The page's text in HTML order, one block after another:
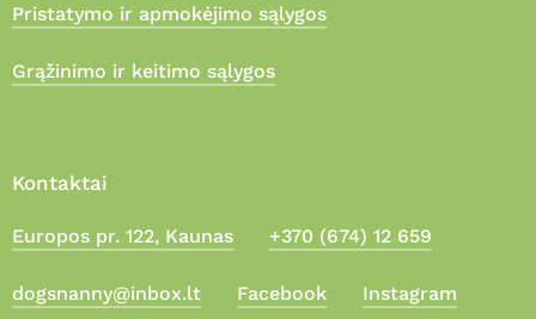
Suma:
Apmokėjimas
Pristatymo ir apmokėjimo sąlygos
Grąžinimo ir keitimo sąlygos
Kontaktai
Europos pr. 122, Kaunas +370 (674) 12 659
dogsnanny@inbox.lt Facebook Instagram